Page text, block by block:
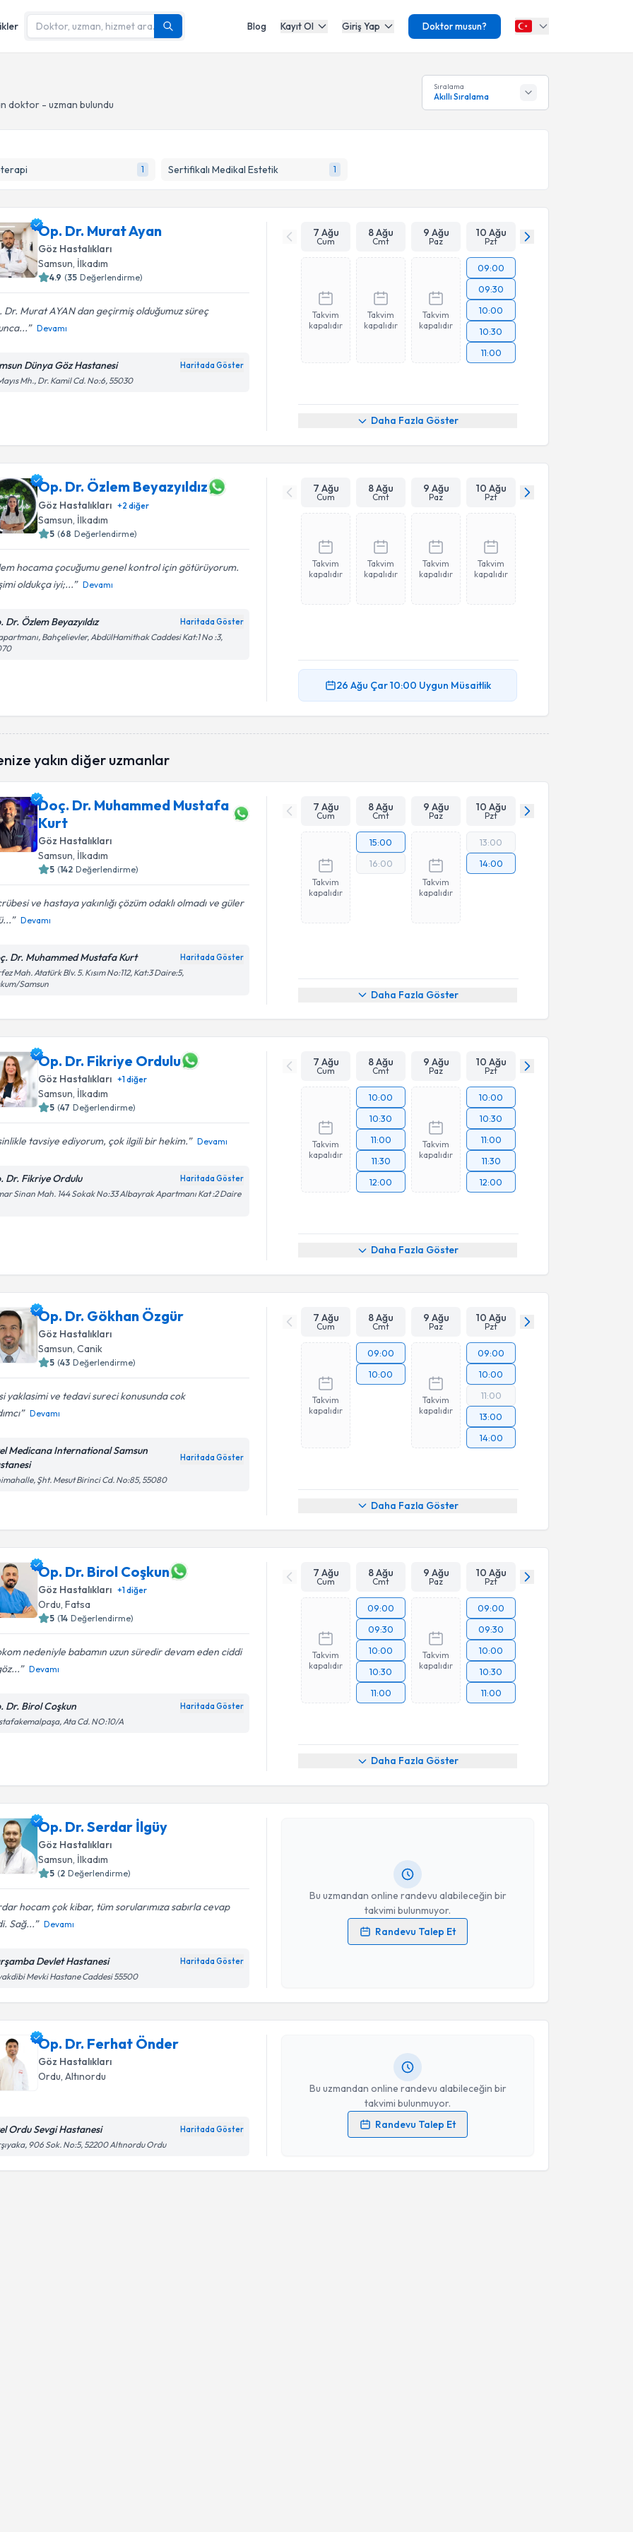
Blog Kayıt Ol Giriş Yap Doktor musun?
doktor - uzman bulundu
Sıralama
Akıllı Sıralama
1 Sertifikalı Medikal Estetik 1
Op. Dr. Murat Ayan
Göz Hastalıkları
Samsun, İlkadım
4.9 (35 Değerlendirme)
Dr. Murat AYAN dan geçirmiş olduğumuz süreç
Devamı
Dünya Göz Hastanesi Haritada Göster
Mh., Dr. Kamil Cd. No:6, 55030
7 Ağu
Cum
8 Ağu
Cmt
9 Ağu
Paz
10 Ağu
Pzt
Takvim
kapalıdır
Takvim
kapalıdır
Takvim
kapalıdır
09:00
09:30
10:00
10:30
11:00
Daha Fazla Göster
Op. Dr. Özlem Beyazyıldız
Göz Hastalıkları +2 diğer
Samsun , İlkadım
5 (68 Değerlendirme)
hocama çocuğumu genel kontrol için götürüyorum.
oldukça iyi;...
Devamı
Dr. Özlem Beyazyıldız Haritada Göster
Bahçelievler, AbdülHamithak Caddesi Kat:1 No :3,
7 Ağu
Cum
8 Ağu
Cmt
9 Ağu
Paz
10 Ağu
Pzt
Takvim
kapalıdır
Takvim
kapalıdır
Takvim
kapalıdır
Takvim
kapalıdır
26 Ağu Çar10:00 Uygun Müsaitlik
yakın diğer uzmanlar
Doç. Dr. Muhammed Mustafa
Kurt
Göz Hastalıkları
Samsun , İlkadım
5 (142 Değerlendirme)
ve hastaya yakınlığı çözüm odaklı olmadı ve güler
Devamı
Dr. Muhammed Mustafa Kurt Haritada Göster
Mah. Atatürk Blv. 5. Kısım No:112, Kat:3 Daire:5,
Samsun
7 Ağu
Cum
8 Ağu
Cmt
9 Ağu
Paz
10 Ağu
Pzt
Takvim
kapalıdır
15:00
16:00
Takvim
kapalıdır
13:00
14:00
Daha Fazla Göster
Op. Dr. Fikriye Ordulu
Göz Hastalıkları +1diğer
Samsun, İlkadım
5 (47 Değerlendirme)
tavsiye ediyorum, çok ilgili bir hekim. Devamı
Dr. Fikriye Ordulu Haritada Göster
Sinan Mah. 144 Sokak No:33 Albayrak Apartmanı Kat :2 Daire
7 Ağu
Cum
8 Ağu
Cmt
9 Ağu
Paz
10 Ağu
Pzt
Takvim
kapalıdır
10:00
10:30
11:00
11:30
12:00
Takvim
kapalıdır
10:00
10:30
11:00
11:30
12:00
Daha Fazla Göster
Op. Dr. Gökhan Özgür
Göz Hastalıkları
Samsun , Canik
5 (43 Değerlendirme)
yaklasimi ve tedavi sureci konusunda cok
Devamı
Medicana International Samsun
Haritada Göster
Şht. Mesut Birinci Cd. No:85, 55080
7 Ağu
Cum
8 Ağu
Cmt
9 Ağu
Paz
10 Ağu
Pzt
Takvim
kapalıdır
09:00
10:00
Takvim
kapalıdır
09:00
10:00
11:00
13:00
14:00
Daha Fazla Göster
Op. Dr. Birol Coşkun
Göz Hastalıkları +1diğer
Ordu, Fatsa
5 (14 Değerlendirme)
nedeniyle babamın uzun süredir devam eden ciddi
Devamı
Dr. Birol Coşkun Haritada Göster
Ata Cd. NO:10/A
7 Ağu
Cum
8 Ağu
Cmt
9 Ağu
Paz
10 Ağu
Pzt
Takvim
kapalıdır
09:00
09:30
10:00
10:30
11:00
Takvim
kapalıdır
09:00
09:30
10:00
10:30
11:00
Daha Fazla Göster
Op. Dr. Serdar İlgüy
Göz Hastalıkları
Samsun , İlkadım
5 (2 Değerlendirme)
hocam çok kibar, tüm sorularımıza sabırla cevap
Sağ...
Devamı
Devlet Hastanesi Haritada Göster
Mevki Hastane Caddesi 55500
Bu uzmandan online randevu alabileceğin bir
takvimi bulunmuyor.
Randevu Talep Et
Randevu Takvimi Talebi
Op. Dr. Serdar İlgüy
Kişisel verilerimin işlenmesine ilişkinAydınlatma Metni
Takvim Talebini Gönder
Op. Dr. Ferhat Önder
Göz Hastalıkları
Ordu , Altınordu
Ordu Sevgi Hastanesi Haritada Göster
906 Sok. No:5, 52200 Altınordu Ordu
Bu uzmandan online randevu alabileceğin bir
takvimi bulunmuyor.
Randevu Talep Et
Kişisel verilerimin işlenmesine ilişkinAydınlatma Metni